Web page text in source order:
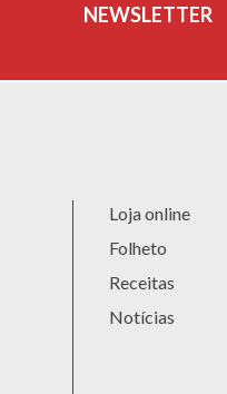
NEWSLETTER
Loja online
Folheto
Receitas
Notícias